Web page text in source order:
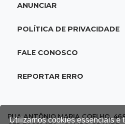
Utilizamos cookies essenciais e
ligada a laboratório ilegal
19:56São Gabriel do Oeste
Suspeitos de ocupar avião
cotado a R$ 5,08
ANUNCIAR
POLÍTICA DE PRIVACIDADE
FALE CONOSCO
REPORTAR ERRO
RUA ANTÔNIO MARIA COELHO,